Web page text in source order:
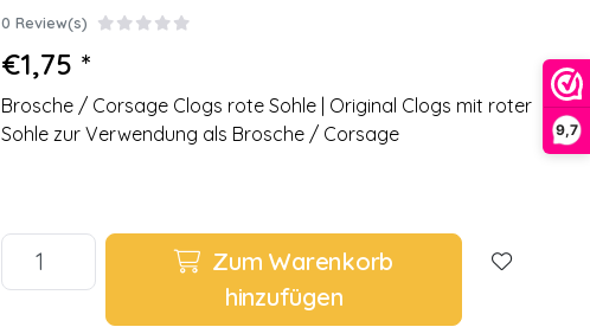
9,7
0 Review(s)
€1,75 *
Brosche / Corsage Clogs rote Sohle | Original Clogs mit roter
Sohle zur Verwendung als Brosche / Corsage
Zum Warenkorb
hinzufügen